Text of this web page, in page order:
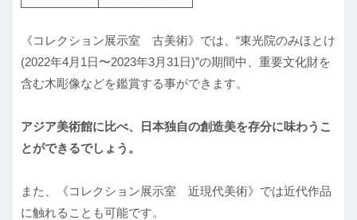
《コレクション展示室 古美術》では、“東光院のみほとけ
(2022年4月1日〜2023年3月31日)”の期間中、重要文化財を
含む木彫像などを鑑賞する事ができます。
アジア美術館に比べ、日本独自の創造美を存分に味わうこ
とができるでしょう。
また、《コレクション展示室 近現代美術》では近代作品
に触れることも可能です。